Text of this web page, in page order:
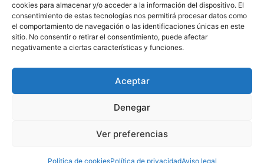
cookies para almacenar y/o acceder a la información del dispositivo. El
consentimiento de estas tecnologías nos permitirá procesar datos como
el comportamiento de navegación o las identificaciones únicas en este
sitio. No consentir o retirar el consentimiento, puede afectar
negativamente a ciertas características y funciones.
Aceptar
Denegar
Ver preferencias
Política de cookiesPolítica de privacidadAviso legal
Financian